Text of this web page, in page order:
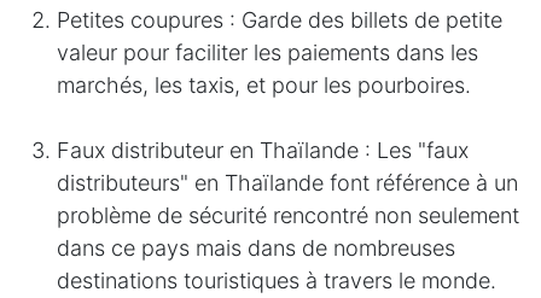
Petites coupures : Garde des billets de petite
valeur pour faciliter les paiements dans les
marchés, les taxis, et pour les pourboires.
Faux distributeur en Thaïlande : Les "faux
distributeurs" en Thaïlande font référence à un
problème de sécurité rencontré non seulement
dans ce pays mais dans de nombreuses
destinations touristiques à travers le monde.